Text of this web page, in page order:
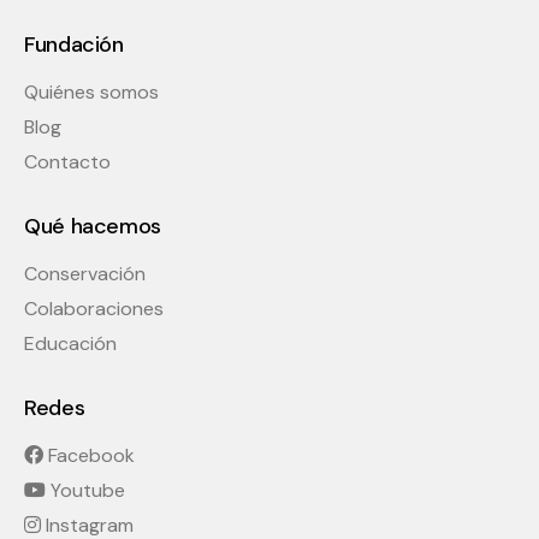
Fundación
Quiénes somos
Blog
Contacto
Qué hacemos
Conservación
Colaboraciones
Educación
Redes
Facebook
Youtube
Instagram